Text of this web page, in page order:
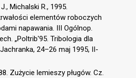
Michalski R., 1995.
elementów roboczych
napawania. III Ogólnop.
„Poltrib'95. Tribologia dla
24–26 maj 1995, II-
Zużycie lemieszy pługów. Cz.